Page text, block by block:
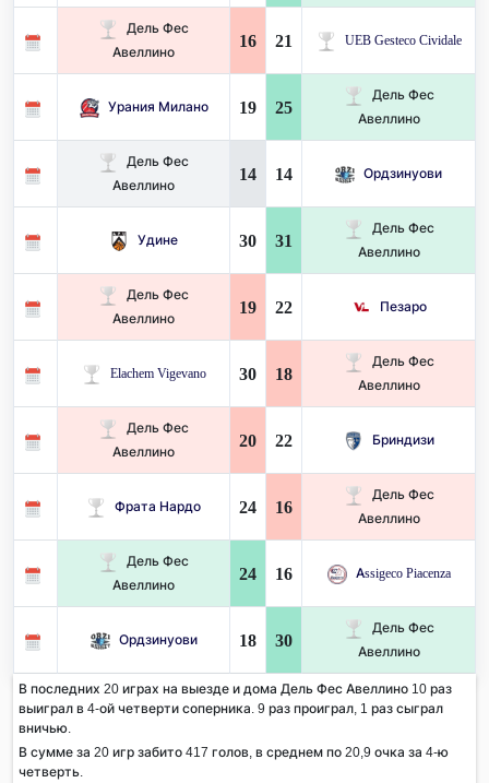
Дель Фес
Авеллино
16 21 UEB Gesteco Cividale
Урания Милано 19 25
Дель Фес
Авеллино
Дель Фес
Авеллино
14 14 Ордзинуови
Удине 30 31
Дель Фес
Авеллино
Дель Фес
Авеллино
19 22 Пезаро
Elachem Vigevano 30 18
Дель Фес
Авеллино
Дель Фес
Авеллино
20 22 Бриндизи
Фрата Нардо 24 16
Дель Фес
Авеллино
Дель Фес
Авеллино
24 16 Assigeco Piacenza
Ордзинуови 18 30
Дель Фес
Авеллино
В последних 20 играх на выезде и дома Дель Фес Авеллино 10 раз
выиграл в 4-ой четверти соперника. 9 раз проиграл, 1 раз сыграл
вничью.
В сумме за 20 игр забито 417 голов, в среднем по 20,9 очка за 4-ю
четверть.